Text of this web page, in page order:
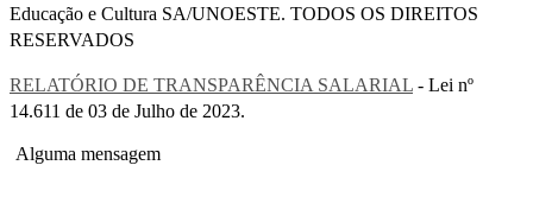
Educação e Cultura SA/UNOESTE. TODOS OS DIREITOS
RESERVADOS
RELATÓRIO DE TRANSPARÊNCIA SALARIAL - Lei nº
14.611 de 03 de Julho de 2023.
Alguma mensagem